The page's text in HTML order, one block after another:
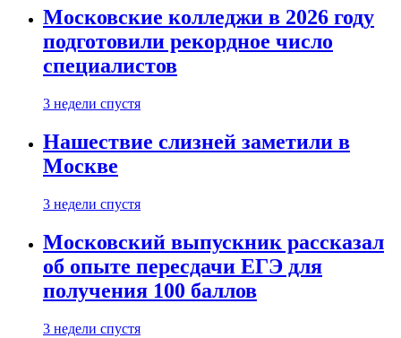
Московские колледжи в 2026 году
подготовили рекордное число
специалистов
3 недели спустя
Нашествие слизней заметили в
Москве
3 недели спустя
Московский выпускник рассказал
об опыте пересдачи ЕГЭ для
получения 100 баллов
3 недели спустя